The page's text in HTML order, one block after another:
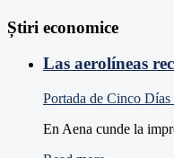
Știri economice
Las aerolíneas
Portada de Cinco
En Aena cunde la